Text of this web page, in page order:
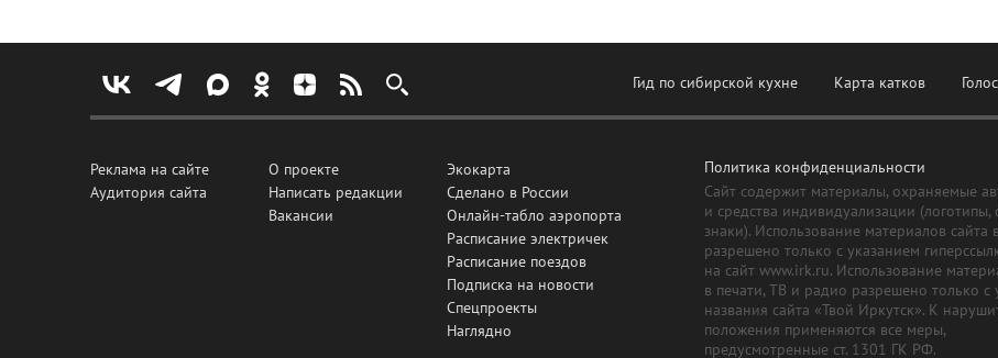
Гид по сибирской кухне Карта катков
Реклама на сайте
Аудитория сайта
О проекте
Написать редакции
Вакансии
Экокарта
Сделано в России
Онлайн-табло аэропорта
Расписание электричек
Расписание поездов
Подписка на новости
Спецпроекты
Наглядно
Политика конфиденциальности
Сайт содержит материалы, охраняемые
и средства индивидуализации
знаки). Использование материалов сайта
разрешено только с указанием
на сайт www.irk.ru. Использование
в печати, ТВ и радио разрешено только с
названия сайта «Твой Иркутск». К
положения применяются все меры,
предусмотренные ст. 1301 ГК РФ.